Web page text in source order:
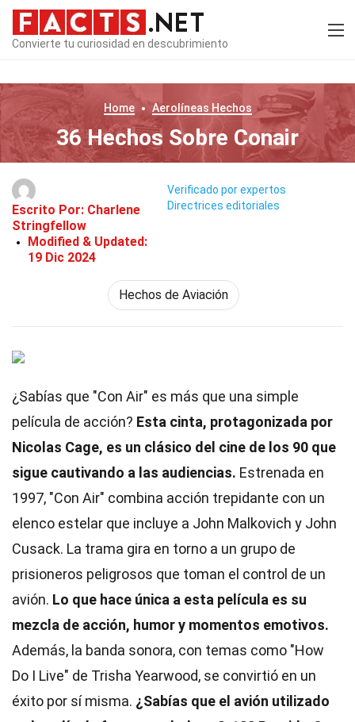
Convierte tu curiosidad en descubrimiento
Home Aerolíneas Hechos
36 Hechos Sobre Conair
Escrito Por: Charlene
Stringfellow
Modified & Updated:
19 Dic 2024
Verificado por expertos
Directrices editoriales
Hechos de Aviación
¿Sabías que "Con Air" es más que una simple
película de acción? Esta cinta, protagonizada por
Nicolas Cage, es un clásico del cine de los 90 que
sigue cautivando a las audiencias. Estrenada en
1997, "Con Air" combina acción trepidante con un
elenco estelar que incluye a John Malkovich y John
Cusack. La trama gira en torno a un grupo de
prisioneros peligrosos que toman el control de un
avión. Lo que hace única a esta película es su
mezcla de acción, humor y momentos emotivos.
Además, la banda sonora, con temas como "How
Do I Live" de Trisha Yearwood, se convirtió en un
éxito por sí misma. ¿Sabías que el avión utilizado